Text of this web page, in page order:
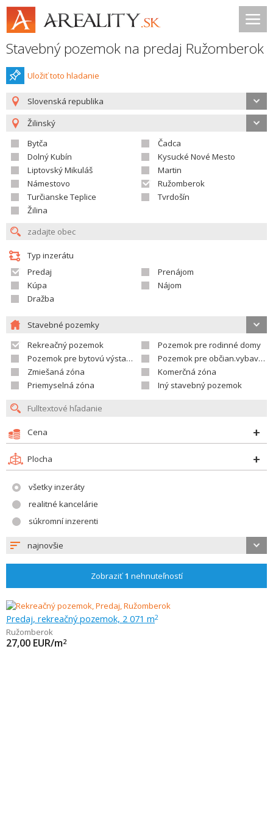
Stavebný pozemok na predaj Ružomberok
Uložiť toto hladanie
Slovenská republika
Žilinský
Bytča
Čadca
Dolný Kubín
Kysucké Nové Mesto
Liptovský Mikuláš
Martin
Námestovo
Ružomberok
Turčianske Teplice
Tvrdošín
Žilina
Typ inzerátu
Predaj
Prenájom
Kúpa
Nájom
Dražba
Stavebné pozemky
Rekreačný pozemok
Pozemok pre rodinné domy
Pozemok pre bytovú výstavbu
Pozemok pre občian.vybavenosť
Zmiešaná zóna
Komerčná zóna
Priemyselná zóna
Iný stavebný pozemok
Cena
Plocha
všetky inzeráty
realitné kancelárie
súkromní inzerenti
najnovšie
Zobraziť1 nehnuteľností
Predaj, rekreačný pozemok, 2 071 m2
Ružomberok
27,00 EUR/m2